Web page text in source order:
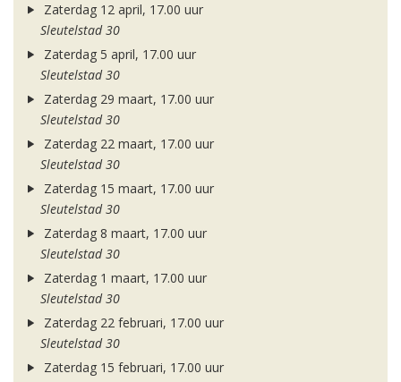
Zaterdag 12 april, 17.00 uur
Sleutelstad 30
Zaterdag 5 april, 17.00 uur
Sleutelstad 30
Zaterdag 29 maart, 17.00 uur
Sleutelstad 30
Zaterdag 22 maart, 17.00 uur
Sleutelstad 30
Zaterdag 15 maart, 17.00 uur
Sleutelstad 30
Zaterdag 8 maart, 17.00 uur
Sleutelstad 30
Zaterdag 1 maart, 17.00 uur
Sleutelstad 30
Zaterdag 22 februari, 17.00 uur
Sleutelstad 30
Zaterdag 15 februari, 17.00 uur